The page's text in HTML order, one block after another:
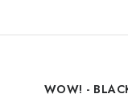
WOW! -